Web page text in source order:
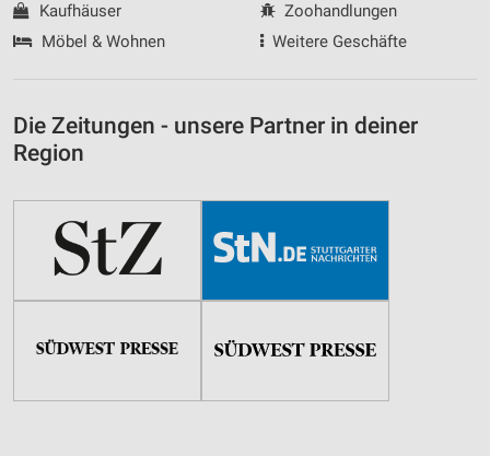
Kaufhäuser
Möbel & Wohnen
Zoohandlungen
Weitere Geschäfte
Die Zeitungen - unsere Partner in deiner
Region